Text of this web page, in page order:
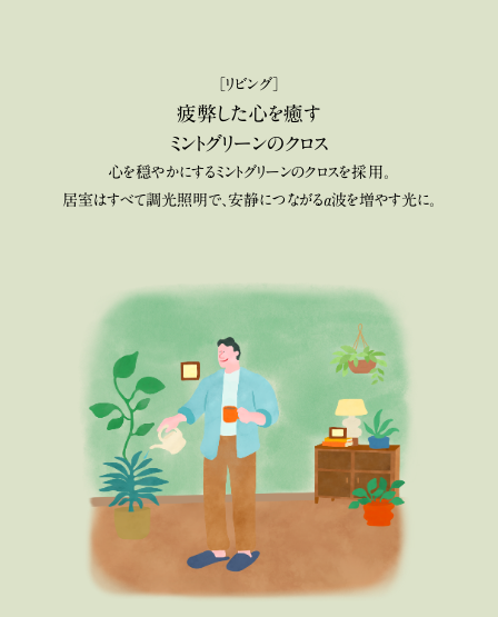
［リビング］
疲弊した心を癒す
ミントグリーンのクロス
心を穏やかにするミントグリーンのクロスを採用。
居室はすべて調光照明で、安静につながるα波を増やす光に。